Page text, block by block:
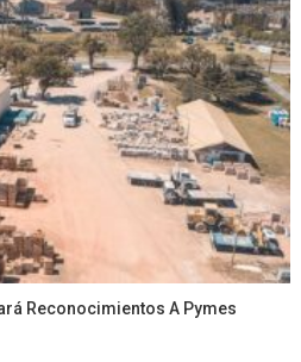
Reconocimientos A Pymes